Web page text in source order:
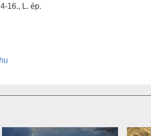
16., L. ép.